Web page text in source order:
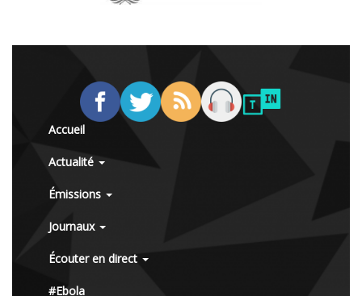
Accueil
Actualité
Émissions
Journaux
Écouter en direct
#Ebola